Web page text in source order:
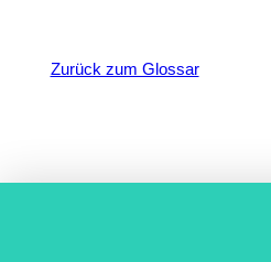
Zurück zum Glossar